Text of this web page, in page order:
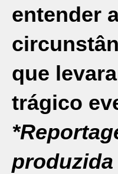
entender
que
trágico